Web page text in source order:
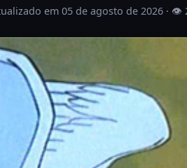
em 05 de agosto de 2026 · 👁